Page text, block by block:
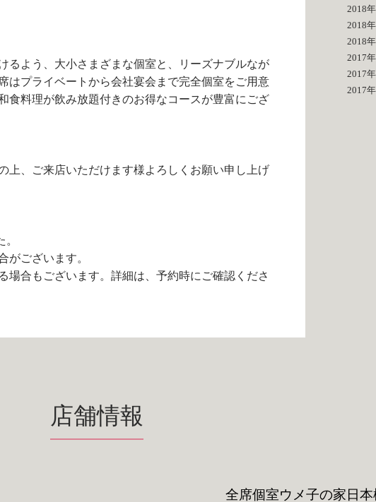
るよう、大小さまざまな個室と、リーズナブルなが
はプライベートから会社宴会まで完全個室をご用意
食料理が飲み放題付きのお得なコースが豊富にござ
、ご来店いただけます様よろしくお願い申し上げ
がございます。
合もございます。詳細は、予約時にご確認くださ
2018年
2018年
2018年
2017
2017
2017
店舗情報
全席個室ウメ子の家 日